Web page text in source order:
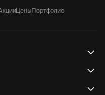
ЦеныПортфолио